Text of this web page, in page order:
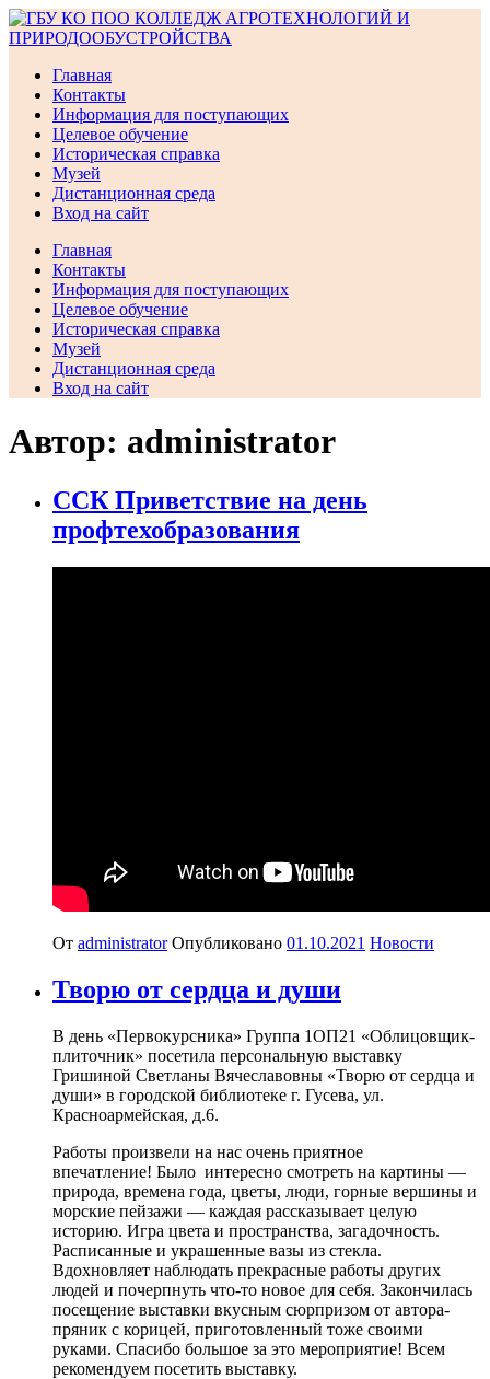
Перейти
к
Главная
Контакты
Информация для поступающих
Целевое обучение
Историческая справка
Музей
Дистанционная среда
Вход на сайт
Главная
Контакты
Информация для поступающих
Целевое обучение
Историческая справка
Музей
Дистанционная среда
Вход на сайт
Автор: administrator
ССК Приветствие на день
профтехобразования
От administrator Опубликовано 01.10.2021 Новости
Творю от сердца и души
В день «Первокурсника» Группа 1ОП21 «Облицовщик-
плиточник» посетила персональную выставку
Гришиной Светланы Вячеславовны «Творю от сердца и
души» в городской библиотеке г. Гусева, ул.
Красноармейская, д.6.
Работы произвели на нас очень приятное
впечатление! Было интересно смотреть на картины —
природа, времена года, цветы, люди, горные вершины и
морские пейзажи — каждая рассказывает целую
историю. Игра цвета и пространства, загадочность.
Расписанные и украшенные вазы из стекла.
Вдохновляет наблюдать прекрасные работы других
людей и почерпнуть что-то новое для себя. Закончилась
посещение выставки вкусным сюрпризом от автора-
пряник с корицей, приготовленный тоже своими
руками. Спасибо большое за это мероприятие! Всем
рекомендуем посетить выставку.